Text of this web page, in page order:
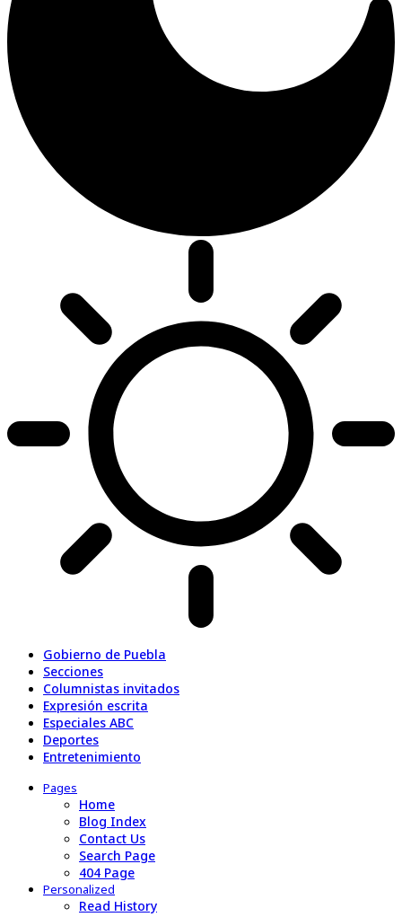
Gobierno de Puebla
Secciones
Columnistas invitados
Expresión escrita
Especiales ABC
Deportes
Entretenimiento
Pages
Home
Blog Index
Contact Us
Search Page
404 Page
Personalized
Read History